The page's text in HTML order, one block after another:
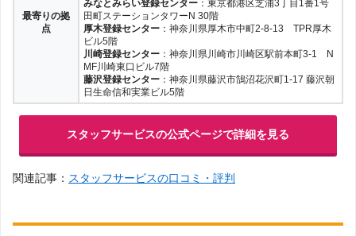
最寄りの拠
点
みなとみらい登録センター ：東京都港区芝浦3丁目1番1号
田町ステーションタワーN 30階
厚木登録センター ：神奈川県厚木市中町2-8-13 TPR厚木
ビル5階
川崎登録センター ：神奈川県川崎市川崎区駅前本町3-1 N
MF川崎東口ビル7階
藤沢登録センター ：神奈川県藤沢市鵠沼花沢町1-17 藤沢朝
日生命信和実業ビル5階
スタッフサービスの公式ページで詳細を見る
関連記事： スタッフサービスの口コミ・評判